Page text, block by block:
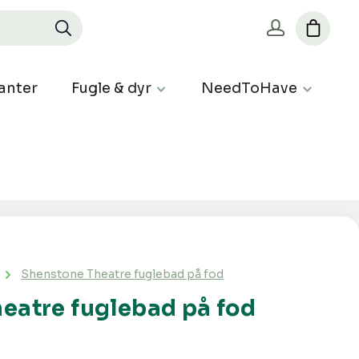
Fugle & dyr NeedToHave
fuglebad på fod
Shenstone Theatre fuglebad på fod